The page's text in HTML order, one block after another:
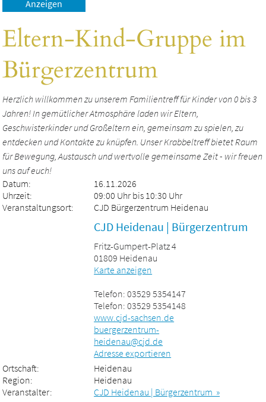
Eltern-Kind-Gruppe im
Bürgerzentrum
Herzlich willkommen zu unserem Familientreff für Kinder von 0 bis 3
Jahren! In gemütlicher Atmosphäre laden wir Eltern,
Geschwisterkinder und Großeltern ein, gemeinsam zu spielen, zu
entdecken und Kontakte zu knüpfen. Unser Krabbeltreff bietet Raum
für Bewegung, Austausch und wertvolle gemeinsame Zeit - wir freuen
uns auf euch!
Datum:
16.11.2026
Uhrzeit:
09:00 Uhr bis 10:30 Uhr
Veranstaltungsort:
CJD Bürgerzentrum Heidenau
CJD Heidenau | Bürgerzentrum
Fritz-Gumpert-Platz 4
01809 Heidenau
Karte anzeigen
Telefon: 03529 5354147
Telefon: 03529 5354148
www.cjd-sachsen.de
buergerzentrum-
heidenau@cjd.de
Adresse exportieren
Ortschaft:
Heidenau
Region:
Heidenau
Veranstalter:
CJD Heidenau | Bürgerzentrum »